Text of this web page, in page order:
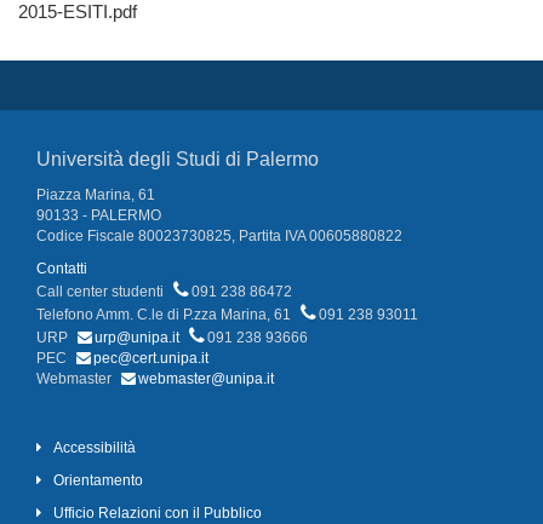
2015-ESITI.pdf
Università degli Studi di Palermo
Piazza Marina, 61
90133 - PALERMO
Codice Fiscale 80023730825, Partita IVA 00605880822
Contatti
Call center studenti
091 238 86472
Telefono Amm. C.le di P.zza Marina, 61
091 238 93011
URP
urp@unipa.it
091 238 93666
PEC
pec@cert.unipa.it
Webmaster
webmaster@unipa.it
Accessibilità
Orientamento
Ufficio Relazioni con il Pubblico